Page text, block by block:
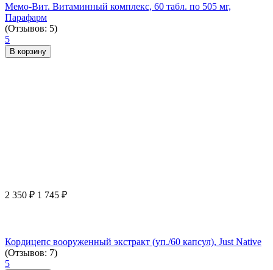
Мемо-Вит. Витаминный комплекс, 60 табл. по 505 мг,
Парафарм
(Отзывов: 5)
5
В корзину
2 350 ₽ 1 745 ₽
Кордицепс вооруженный экстракт (уп./60 капсул), Just Native
(Отзывов: 7)
5